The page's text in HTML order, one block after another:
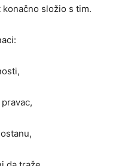
složio s tim.